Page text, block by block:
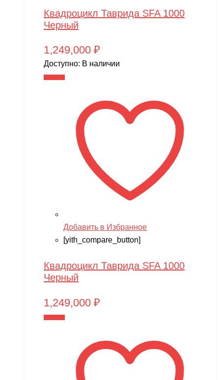
Квадроцикл Таврида SFA 1000
Черный
1,249,000 ₽
Доступно: В наличии
Добавить в Избранное
[yith_compare_button]
Квадроцикл Таврида SFA 1000
Черный
1,249,000 ₽